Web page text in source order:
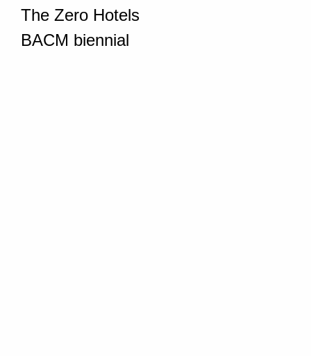
The Zero Hotels
BACM biennial